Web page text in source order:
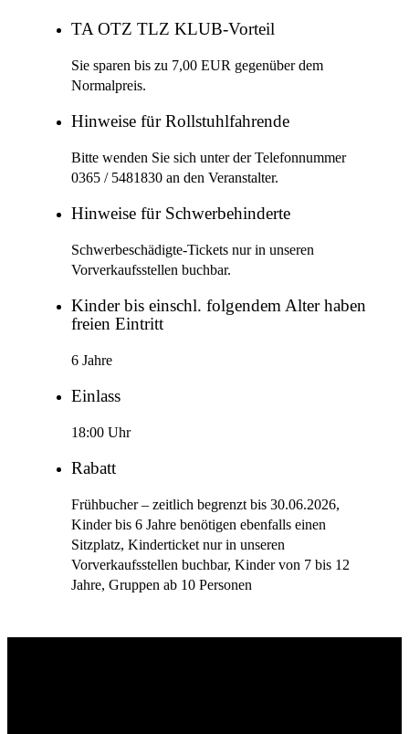
TA OTZ TLZ KLUB-Vorteil
Sie sparen bis zu 7,00 EUR gegenüber dem
Normalpreis.
Hinweise für Rollstuhlfahrende
Bitte wenden Sie sich unter der Telefonnummer
0365 / 5481830 an den Veranstalter.
Hinweise für Schwerbehinderte
Schwerbeschädigte-Tickets nur in unseren
Vorverkaufsstellen buchbar.
Kinder bis einschl. folgendem Alter haben
freien Eintritt
6 Jahre
Einlass
18:00 Uhr
Rabatt
Frühbucher – zeitlich begrenzt bis 30.06.2026,
Kinder bis 6 Jahre benötigen ebenfalls einen
Sitzplatz, Kinderticket nur in unseren
Vorverkaufsstellen buchbar, Kinder von 7 bis 12
Jahre, Gruppen ab 10 Personen